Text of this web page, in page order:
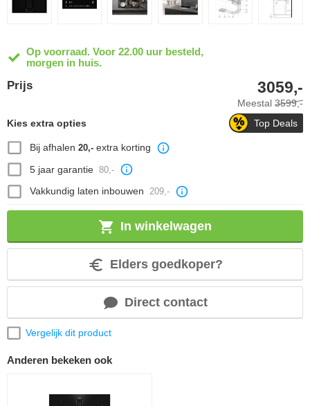
Op voorraad. Voor 22.00 uur besteld,
morgen in huis.
Prijs
Meestal 3599,-
3059,-
Top Deals
Kies extra opties
Bij afhalen 20,-extra korting
5 jaar garantie 80,-
Vakkundig laten inbouwen 209,-
In winkelwagen
Elders goedkoper?
Direct contact
Vergelijk dit product
Anderen bekeken ook